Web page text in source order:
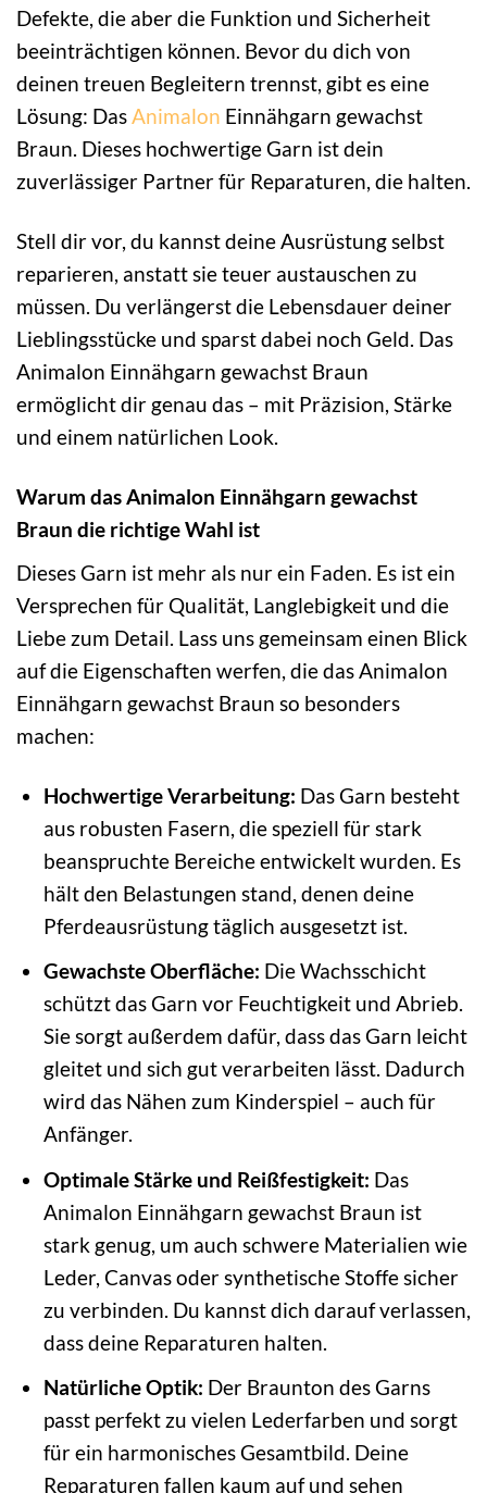
Defekte, die aber die Funktion und Sicherheit
beeinträchtigen können. Bevor du dich von
deinen treuen Begleitern trennst, gibt es eine
Lösung: DasAnimalon Einnähgarn gewachst
Braun. Dieses hochwertige Garn ist dein
zuverlässiger Partner für Reparaturen, die halten.
Stell dir vor, du kannst deine Ausrüstung selbst
reparieren, anstatt sie teuer austauschen zu
müssen. Du verlängerst die Lebensdauer deiner
Lieblingsstücke und sparst dabei noch Geld. Das
Animalon Einnähgarn gewachst Braun
ermöglicht dir genau das – mit Präzision, Stärke
und einem natürlichen Look.
Warum das Animalon Einnähgarn gewachst
Braun die richtige Wahl ist
Dieses Garn ist mehr als nur ein Faden. Es ist ein
Versprechen für Qualität, Langlebigkeit und die
Liebe zum Detail. Lass uns gemeinsam einen Blick
auf die Eigenschaften werfen, die das Animalon
Einnähgarn gewachst Braun so besonders
machen:
Hochwertige Verarbeitung: Das Garn besteht
aus robusten Fasern, die speziell für stark
beanspruchte Bereiche entwickelt wurden. Es
hält den Belastungen stand, denen deine
Pferdeausrüstung täglich ausgesetzt ist.
Gewachste Oberfläche: Die Wachsschicht
schützt das Garn vor Feuchtigkeit und Abrieb.
Sie sorgt außerdem dafür, dass das Garn leicht
gleitet und sich gut verarbeiten lässt. Dadurch
wird das Nähen zum Kinderspiel – auch für
Anfänger.
Optimale Stärke und Reißfestigkeit: Das
Animalon Einnähgarn gewachst Braun ist
stark genug, um auch schwere Materialien wie
Leder, Canvas oder synthetische Stoffe sicher
zu verbinden. Du kannst dich darauf verlassen,
dass deine Reparaturen halten.
Natürliche Optik: Der Braunton des Garns
passt perfekt zu vielen Lederfarben und sorgt
für ein harmonisches Gesamtbild. Deine
Reparaturen fallen kaum auf und sehen